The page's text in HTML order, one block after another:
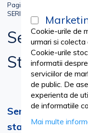
Pagina principala
SERINGI SI ACE
Seringi
Seringi Luer Slip
standarde stricte
Cookie-urile de
urmari si
Cookie-urile
informatii
serviciilor de
de public. De
experienta de
de informatiile
Mai multe